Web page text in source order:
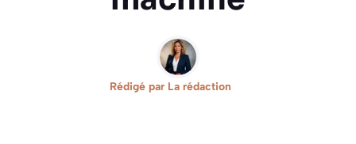
Rédigé par La rédaction